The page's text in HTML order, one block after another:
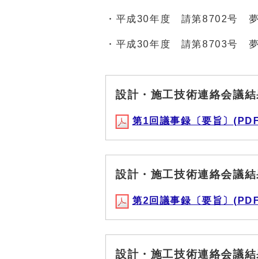
・平成30年度 請第8702号 夢
・平成30年度 請第8703号 夢
設計・施工技術連絡会議
第1回議事録〔要旨〕
設計・施工技術連絡会議
第2回議事録〔要旨〕
設計・施工技術連絡会議